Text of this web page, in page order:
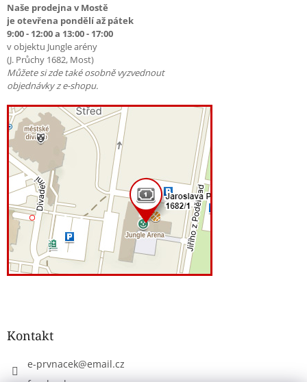
Naše prodejna v Mostě
je otevřena pondělí až pátek
9:00 - 12:00 a 13:00 - 17:00
v objektu Jungle arény
(J. Průchy 1682, Most)
Můžete si zde také osobně vyzvednout
objednávky z e-shopu.
Kontakt
e-prvnacek@email.cz